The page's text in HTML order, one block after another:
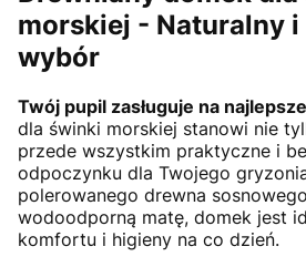
morskiej - Naturalny
wybór
Twój pupil zasługuje na
dla świnki morskiej stanowi nie
przede wszystkim praktyczne i
odpoczynku dla Twojego
polerowanego drewna
wodoodporną matę, domek jest
komfortu i higieny na co dzień.